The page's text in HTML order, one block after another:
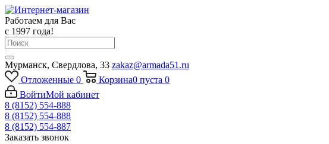
Работаем для Вас
с 1997 года!
Мурманск, Свердлова, 33 zakaz@armada51.ru
Отложенные 0 Корзина0 пуста 0
ВойтиМой кабинет
8 (8152) 554-888
8 (8152) 554-888
8 (8152) 554-887
Заказать звонок